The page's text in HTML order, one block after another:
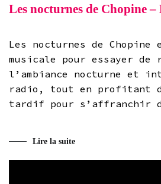
Les nocturnes de Chopine –
Les nocturnes de Chopine
musicale pour essayer de
l’ambiance nocturne et
radio, tout en profitant
tardif pour s’affranchir
Lire la suite